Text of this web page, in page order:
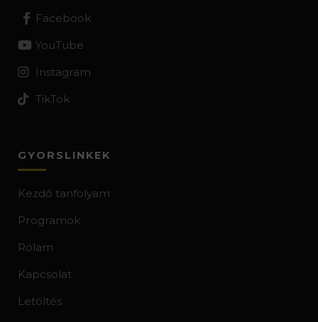
Facebook
YouTube
Instagram
TikTok
GYORSLINKEK
Kezdő tanfolyam
Programok
Rólam
Kapcsolat
Letöltés